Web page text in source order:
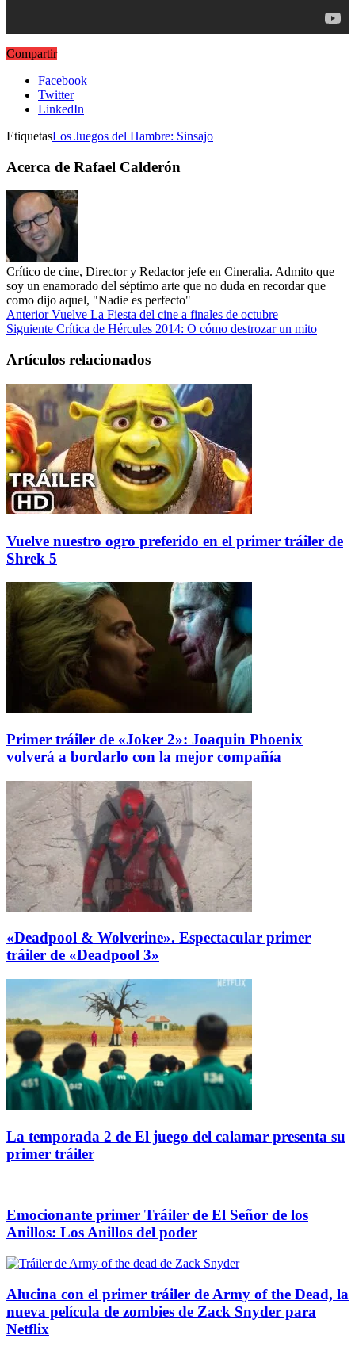
Compartir
Facebook
Twitter
LinkedIn
EtiquetasLos Juegos del Hambre: Sinsajo
Acerca de Rafael Calderón
Crítico de cine, Director y Redactor jefe en Cineralia. Admito que
soy un enamorado del séptimo arte que no duda en recordar que
como dijo aquel, "Nadie es perfecto"
AnteriorVuelve La Fiesta del cine a finales de octubre
Siguiente Crítica de Hércules 2014: O cómo destrozar un mito
Artículos relacionados
Vuelve nuestro ogro preferido en el primer tráiler de
Shrek 5
Primer tráiler de «Joker 2»: Joaquin Phoenix
volverá a bordarlo con la mejor compañía
«Deadpool & Wolverine». Espectacular primer
tráiler de «Deadpool 3»
La temporada 2 de El juego del calamar presenta su
primer tráiler
Emocionante primer Tráiler de El Señor de los
Anillos: Los Anillos del poder
Alucina con el primer tráiler de Army of the Dead, la
nueva película de zombies de Zack Snyder para
Netflix